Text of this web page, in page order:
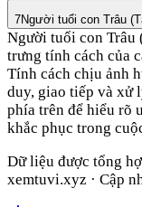
7Người tuổi con Trâu
Người tuổi con Trâu
trưng tính cách của
Tính cách chịu ảnh
duy, giao tiếp và xử
phía trên để hiểu rõ
khắc phục trong
Dữ liệu được tổng
xemtuvi.xyz · Cập